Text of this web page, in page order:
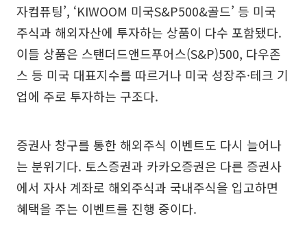
자컴퓨팅’, ‘KIWOOM 미국S&P500&골드’ 등 미국
주식과 해외자산에 투자하는 상품이 다수 포함됐다.
이들 상품은 스탠더드앤드푸어스(S&P)500, 다우존
스 등 미국 대표지수를 따르거나 미국 성장주·테크 기
업에 주로 투자하는 구조다.
증권사 창구를 통한 해외주식 이벤트도 다시 늘어나
는 분위기다. 토스증권과 카카오증권은 다른 증권사
에서 자사 계좌로 해외주식과 국내주식을 입고하면
혜택을 주는 이벤트를 진행 중이다.